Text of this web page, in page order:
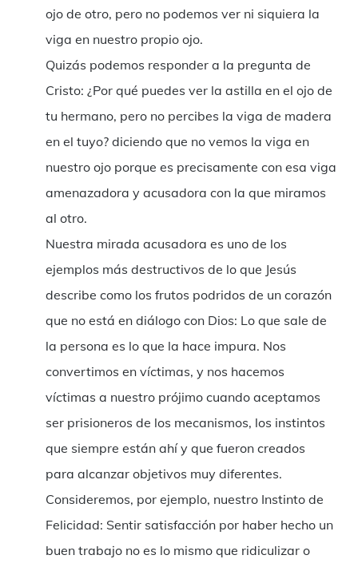
ojo de otro, pero no podemos ver ni siquiera la
viga en nuestro propio ojo.
Quizás podemos responder a la pregunta de
Cristo: ¿Por qué puedes ver la astilla en el ojo de
tu hermano, pero no percibes la viga de madera
en el tuyo? diciendo que no vemos la viga en
nuestro ojo porque es precisamente con esa viga
amenazadora y acusadora con la que miramos
al otro.
Nuestra mirada acusadora es uno de los
ejemplos más destructivos de lo que Jesús
describe como los frutos podridos de un corazón
que no está en diálogo con Dios: Lo que sale de
la persona es lo que la hace impura. Nos
convertimos en víctimas, y nos hacemos
víctimas a nuestro prójimo cuando aceptamos
ser prisioneros de los mecanismos, los instintos
que siempre están ahí y que fueron creados
para alcanzar objetivos muy diferentes.
Consideremos, por ejemplo, nuestro Instinto de
Felicidad: Sentir satisfacción por haber hecho un
buen trabajo no es lo mismo que ridiculizar o